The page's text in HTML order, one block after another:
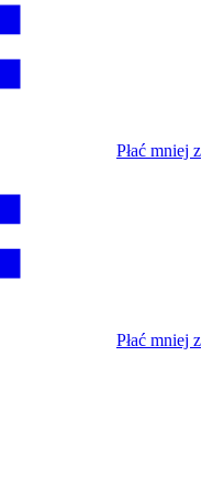
Płać mniej z
Płać mniej z